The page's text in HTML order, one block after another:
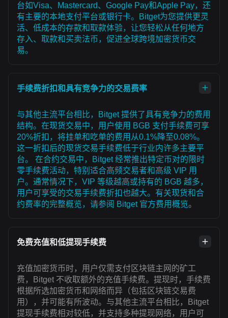
台如Visa、Mastercard、Google Pay和Apple Pay，还
有主要的本地支付平台或银行卡。Bitget为您提供更灵
活、低成本的存款和取款体验，让您轻松从任何地方
存入、取款和买卖法币，促进全球跨境加密货币交
易。
手续费折扣和具有竞争力的交易费率
与其他主流平台相比，Bitget 提供了具有竞争力的费用
结构。在现货交易中，用户使用 BGB 支付手续费可享
20%折扣，将挂单和吃单的费用从0.1%降至0.08%。
这一折扣后的现货交易手续费低于行业内许多主要平
台。 在合约交易中，Bitget 经常推出特定币对的限时
零手续费活动，特别适合高频交易者和高级 VIP 用
户。通常情况下，VIP 等级越高或持有的 BGB 越多，
用户可享受的交易手续费折扣也越大。有关现货和合
约费率的完整概览，请参阅 Bitget 官方费用概览。
免费充值和低提现手续费
充值加密货币时，用户仅需支付区块链主网的矿工
费，Bitget 不收取额外的充值手续费。提现时，手续费
根据所选加密货币和网络而异（包括区块链交易费
用），并可能有所波动。与其他主流平台相比，Bitget
提现手续费相对较低，并支持多种提现网络，用户可